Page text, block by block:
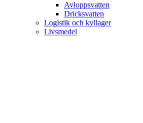
Avloppsvatten
Dricksvatten
Logistik och kyllager
Livsmedel